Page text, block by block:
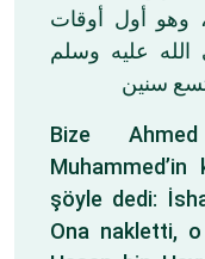
وهو أول أوقات
عليه وسلم
سنين
Bize
Muhammed’in
şöyle dedi:
Ona nakletti,